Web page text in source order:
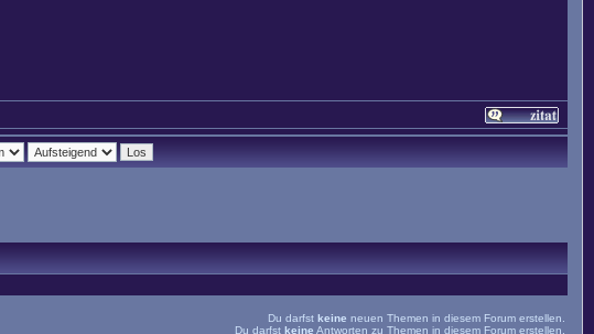
Du darfst keine neuen Themen in diesem Forum erstellen.
Du darfst keine Antworten zu Themen in diesem Forum erstellen.